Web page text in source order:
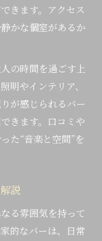
きます。アクセス
かな個室があるか
の時間を過ごす上
明やインテリア、
が感じられるバー
きます。口コミや
た“音楽と空間”を
説
る雰囲気を持って
的なバーは、日常